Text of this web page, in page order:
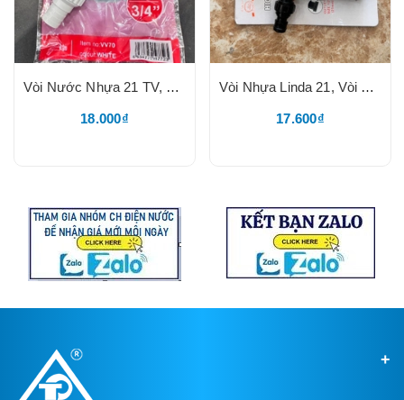
Vòi Nước Nhựa 21 TV, Vòi Nhựa Trắng Tay Cam, Tay Gạt Thông Minh 2 Chiều, Nhựa PVC, Mõm Ren Rời, Mõm Lắp Nhanh Khớp Nối Dây Tưới, BH 24 Tháng Đổi Mới
18.000₫
Vòi Nhựa Linda 21, Vòi Nhựa Thân Đen Tay Xanh, Tay Gạt Thông Minh 2 Chiều
17.600₫